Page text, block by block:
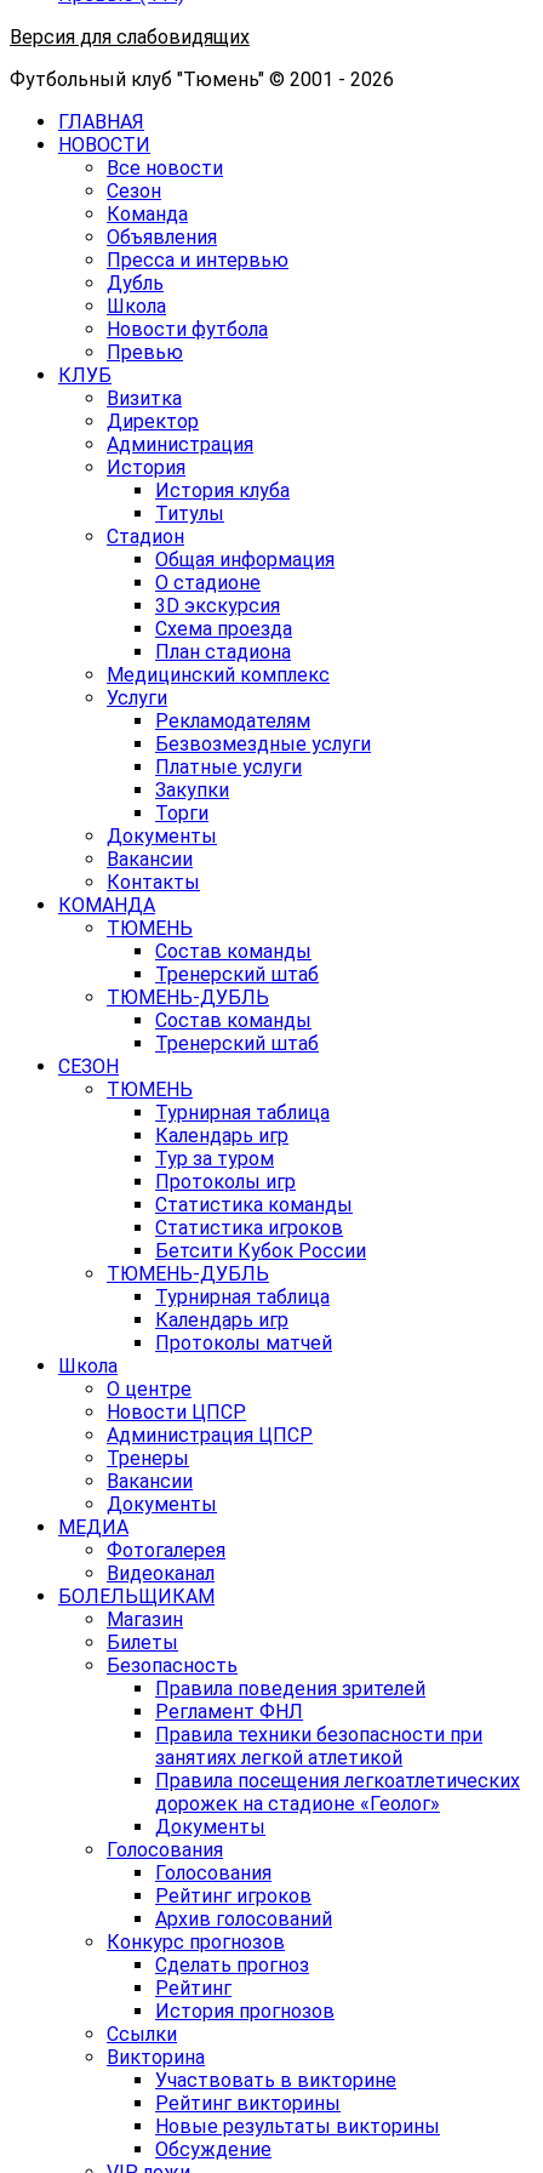
Версия для слабовидящих
Футбольный клуб "Тюмень" © 2001 - 2026
ГЛАВНАЯ
НОВОСТИ
Все новости
Сезон
Команда
Объявления
Пресса и интервью
Дубль
Школа
Новости футбола
Превью
КЛУБ
Визитка
Директор
Администрация
История
История клуба
Титулы
Стадион
Общая информация
О стадионе
3D экскурсия
Схема проезда
План стадиона
Медицинский комплекс
Услуги
Рекламодателям
Безвозмездные услуги
Платные услуги
Закупки
Торги
Документы
Вакансии
Контакты
КОМАНДА
ТЮМЕНЬ
Состав команды
Тренерский штаб
ТЮМЕНЬ-ДУБЛЬ
Состав команды
Тренерский штаб
СЕЗОН
ТЮМЕНЬ
Турнирная таблица
Календарь игр
Тур за туром
Протоколы игр
Статистика команды
Статистика игроков
Бетсити Кубок России
ТЮМЕНЬ-ДУБЛЬ
Турнирная таблица
Календарь игр
Протоколы матчей
Школа
О центре
Новости ЦПСР
Администрация ЦПСР
Тренеры
Вакансии
Документы
МЕДИА
Фотогалерея
Видеоканал
БОЛЕЛЬЩИКАМ
Магазин
Билеты
Безопасность
Правила поведения зрителей
Регламент ФНЛ
Правила техники безопасности при
занятиях легкой атлетикой
Правила посещения легкоатлетических
дорожек на стадионе «Геолог»
Документы
Голосования
Голосования
Рейтинг игроков
Архив голосований
Конкурс прогнозов
Сделать прогноз
Рейтинг
История прогнозов
Ссылки
Викторина
Участвовать в викторине
Рейтинг викторины
Новые результаты викторины
Обсуждение